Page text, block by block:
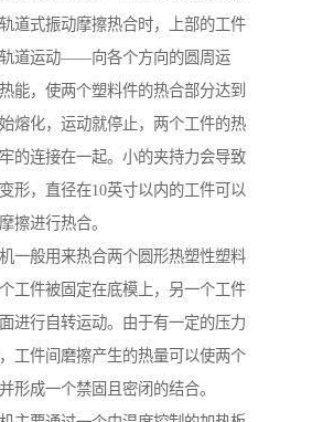
道式振动摩擦热合时，上部的工件
道运动——向各个方向的圆周运
能，使两个塑料件的热合部分达到
熔化，运动就停止，两个工件的热
的连接在一起。小的夹持力会导致
形，直径在10英寸以内的工件可以
擦进行热合。
一般用来热合两个圆形热塑性塑料
工件被固定在底模上，另一个工件
进行自转运动。由于有一定的压力
工件间磨擦产生的热量可以使两个
形成一个禁固且密闭的结合。